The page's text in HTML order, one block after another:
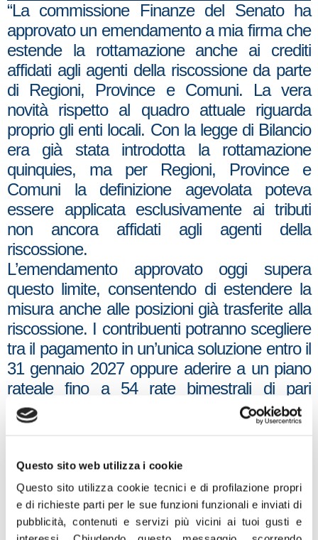
Questo sito web utilizza i cookie
Questo sito utilizza cookie tecnici e di profilazione propri
e di richieste parti per le sue funzioni funzionali e inviati di
pubblicità, contenuti e servizi più vicini ai tuoi gusti e
“La commissione Finanze del Senato ha
approvato un emendamento a mia firma che
estende la rottamazione anche ai crediti
affidati agli agenti della riscossione da parte
di Regioni, Province e Comuni. La vera
novità rispetto al quadro attuale riguarda
proprio gli enti locali. Con la legge di Bilancio
era già stata introdotta la rottamazione
quinquies, ma per Regioni, Province e
Comuni la definizione agevolata poteva
essere applicata esclusivamente ai tributi
non ancora affidati agli agenti della
riscossione.
L’emendamento approvato oggi supera
questo limite, consentendo di estendere la
misura anche alle posizioni già trasferite alla
riscossione. I contribuenti potranno scegliere
tra il pagamento in un’unica soluzione entro il
31 gennaio 2027 oppure aderire a un piano
rateale fino a 54 rate bimestrali di pari
importo. Si tratta di un intervento che punta
a coniugare equità e sostenibilità
risorse certe e, allo stesso tempo, aiutando
famiglie e imprese a chiudere
definitivamente situazioni debitorie ormai
stratificate nel tempo con modalità